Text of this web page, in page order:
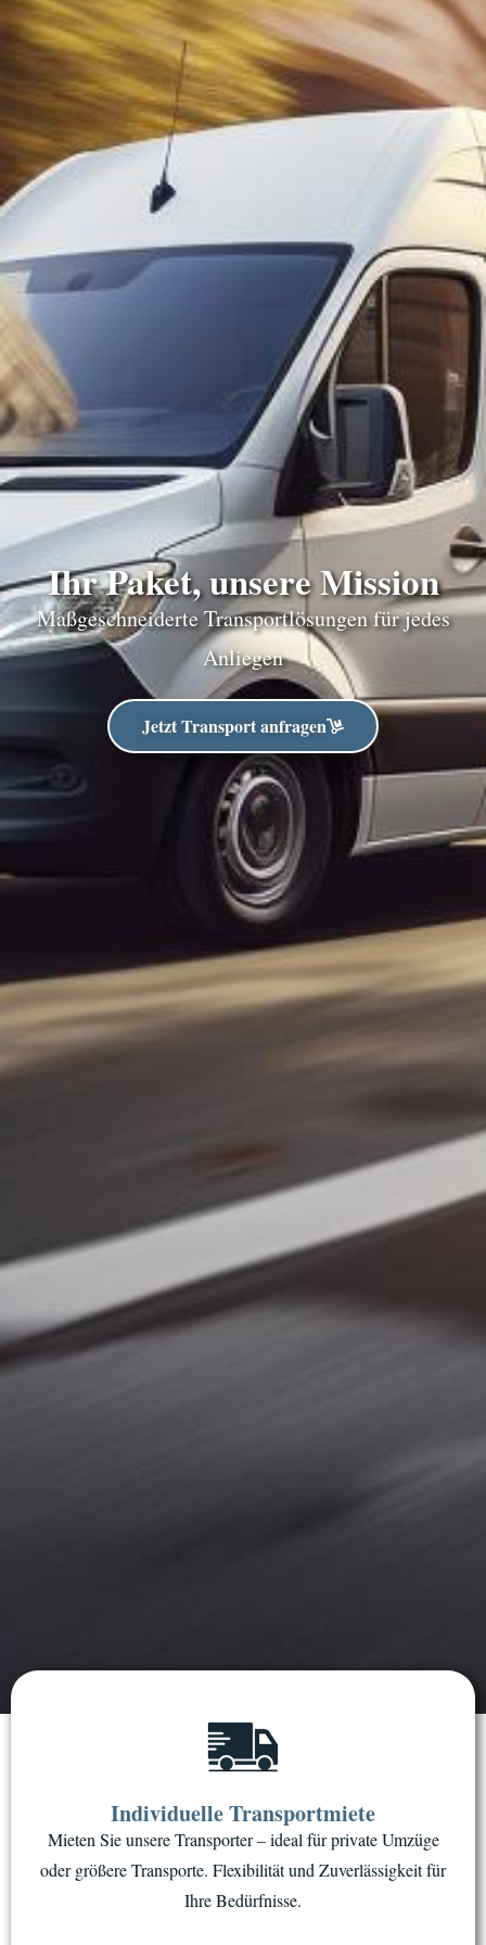
Ihr Paket, unsere Mission
Maßgeschneiderte Transportlösungen für jedes
Anliegen
Jetzt Transport anfragen
Individuelle Transportmiete
Mieten Sie unsere Transporter – ideal für private Umzüge
oder größere Transporte. Flexibilität und Zuverlässigkeit für
Ihre Bedürfnisse.